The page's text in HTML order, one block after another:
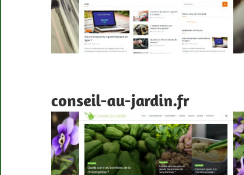
conseil-au-jardin.fr